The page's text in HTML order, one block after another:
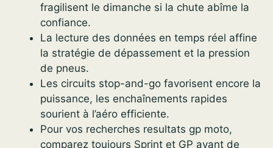
fragilisent le dimanche si la chute abîme la
confiance.
La lecture des données en temps réel affine
la stratégie de dépassement et la pression
de pneus.
Les circuits stop-and-go favorisent encore la
puissance, les enchaînements rapides
sourient à l’aéro efficiente.
Pour vos recherches resultats gp moto,
comparez toujours Sprint et GP avant de